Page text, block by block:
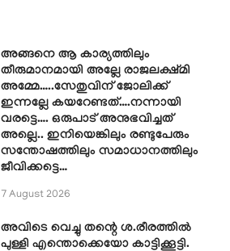
അങ്ങനെ ആ കാര്യത്തിലും
തീരുമാനമായി അല്ലേ രാജലക്ഷ്മി
അമ്മേ…..സേതുവിന് ജോലിക്ക്
ഇന്നല്ലേ കയറേണ്ടത്….നന്നായി
വരട്ടെ…. ഒരുപാട് അനുഭവിച്ചത്
അല്ലെ.. ഇനിയെങ്കിലും രണ്ടുപേരും
സന്തോഷത്തിലും സമാധാനത്തിലും
ജീവിക്കട്ടെ…
7 August 2026
അവിടെ വെച്ചു തന്റെ ശ.രീരത്തിൽ
പുള്ളി എന്തൊക്കെയോ കാട്ടിക്കൂട്ടി.